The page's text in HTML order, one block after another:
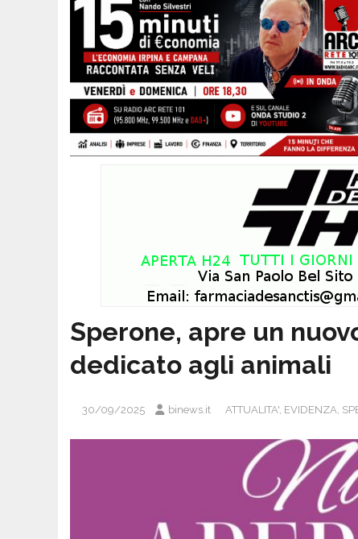
Sperone, apre un
dedicato agli animali
30/09/2025 binews.it ATTUALITA', EVIDENZA,